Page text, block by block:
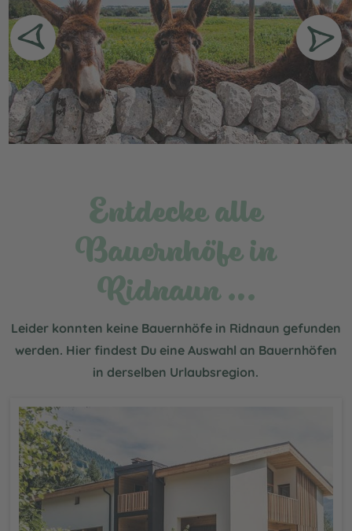
Entdecke alle
Bauernhöfe in
Ridnaun …
Leider konnten keine Bauernhöfe in Ridnaun gefunden
werden. Hier findest Du eine Auswahl an Bauernhöfen
in derselben Urlaubsregion.